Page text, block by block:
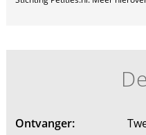
Ontvanger: